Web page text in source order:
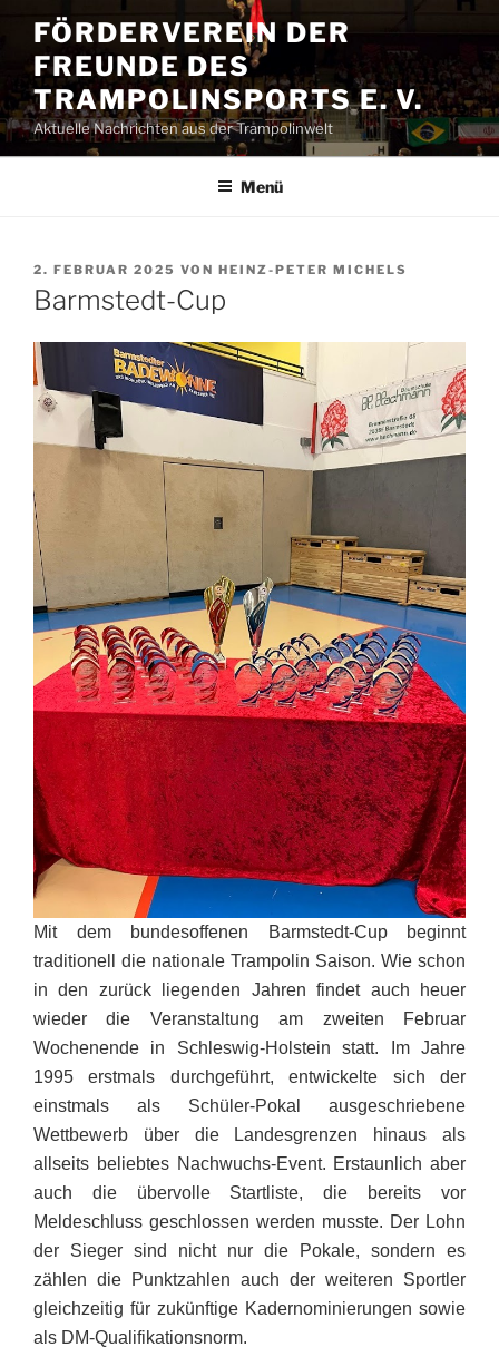
Inhalt
springen
FÖRDERVEREIN DER
FREUNDE DES
TRAMPOLINSPORTS E. V.
Aktuelle Nachrichten aus der Trampolinwelt
Menü
VERÖFFENTLICHT
AM
2. FEBRUAR 2025 VON HEINZ-PETER MICHELS
Barmstedt-Cup
Mit dem bundesoffenen Barmstedt-Cup beginnt
traditionell die nationale Trampolin Saison. Wie schon
in den zurück liegenden Jahren findet auch heuer
wieder die Veranstaltung am zweiten Februar
Wochenende in Schleswig-Holstein statt. Im Jahre
1995 erstmals durchgeführt, entwickelte sich der
einstmals als Schüler-Pokal ausgeschriebene
Wettbewerb über die Landesgrenzen hinaus als
allseits beliebtes Nachwuchs-Event. Erstaunlich aber
auch die übervolle Startliste, die bereits vor
Meldeschluss geschlossen werden musste. Der Lohn
der Sieger sind nicht nur die Pokale, sondern es
zählen die Punktzahlen auch der weiteren Sportler
gleichzeitig für zukünftige Kadernominierungen sowie
als DM-Qualifikationsnorm.